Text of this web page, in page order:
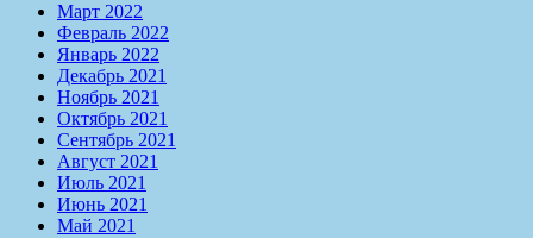
Март 2022
Февраль 2022
Январь 2022
Декабрь 2021
Ноябрь 2021
Октябрь 2021
Сентябрь 2021
Август 2021
Июль 2021
Июнь 2021
Май 2021